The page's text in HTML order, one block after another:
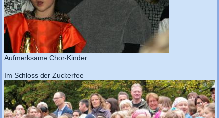
Aufmerksame Chor-Kinder
Im Schloss der Zuckerfee